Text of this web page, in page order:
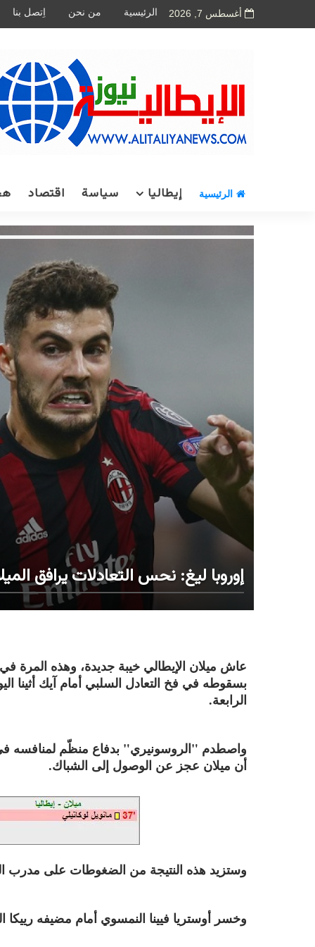
أغسطس 7, 2026 الرئيسية من نحن اِتصل بنا
الرئيسية إيطاليا سياسة اقتصاد
إوروبا ليغ: نحس التعادلات يرافق
عاش ميلان الإيطالي خيبة جديدة، وهذه المرة
الرابعة.
واصطدم "الروسونيري" بدفاع منظّم لمنافسه
أن ميلان عجز عن الوصول إلى الشباك.
وستزيد هذه النتيجة من الضغوطات على مدرب
وخسر أوستريا فيينا النمسوي أمام مضيفه رييكا